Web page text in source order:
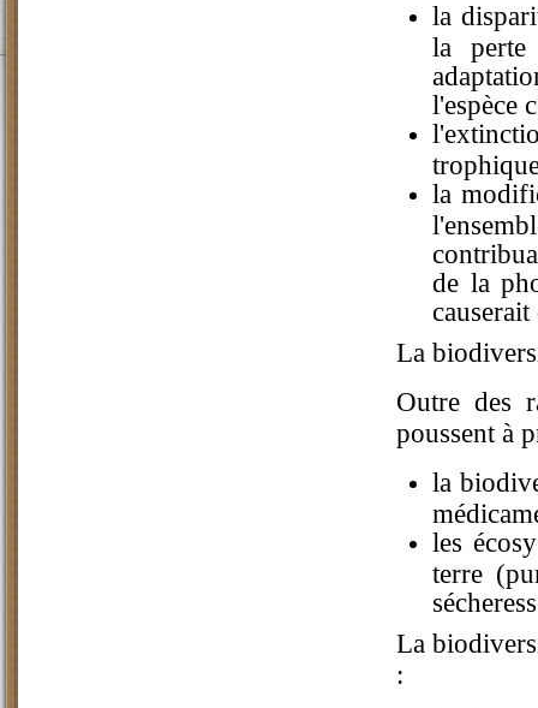
la
la perte
l'espèce
la
de la
La
Outre des
poussent à
la
les
terre
La
: